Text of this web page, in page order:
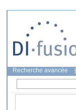
Recherche avancée